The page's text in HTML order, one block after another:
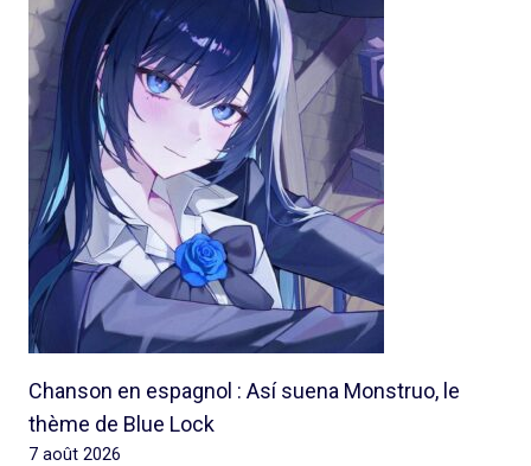
Chanson en espagnol : Así suena Monstruo, le
thème de Blue Lock
7 août 2026